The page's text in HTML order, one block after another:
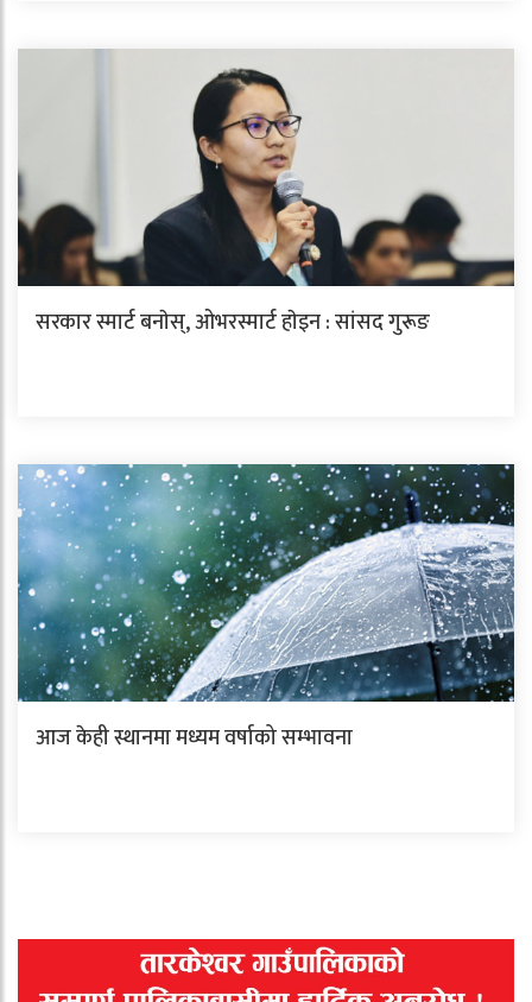
सरकार स्मार्ट बनाेस्, ओभरस्मार्ट हाेइन : सांसद गुरूङ
आज केही स्थानमा मध्यम वर्षाको सम्भावना